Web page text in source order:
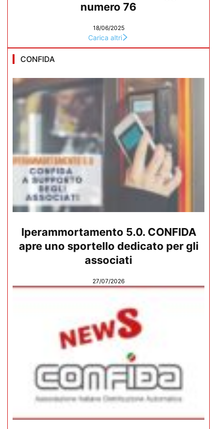
numero 76
18/06/2025
Carica altri
CONFIDA
Iperammortamento 5.0. CONFIDA
apre uno sportello dedicato per gli
associati
27/07/2026